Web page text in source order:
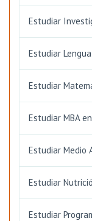
Estudiar
Estudiar
Estudiar
Estudiar MBA
Estudiar Medio
Estudiar
Estudiar